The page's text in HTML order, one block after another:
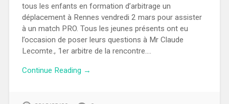
tous les enfants en formation d’arbitrage un
déplacement à Rennes vendredi 2 mars pour assister
à un match PRO. Tous les jeunes présents ont eu
l’occasion de poser leurs questions à Mr Claude
Lecomte., 1er arbitre de la rencontre….
Continue Reading →